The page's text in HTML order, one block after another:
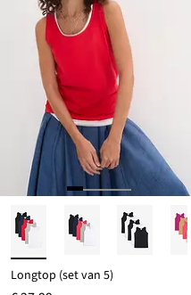
Longtop (set van 5)